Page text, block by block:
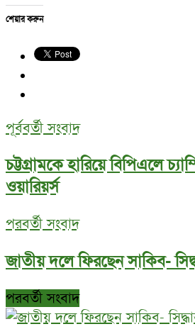
শেয়ার করুন
পূর্ববর্তী সংবাদ
চট্টগ্রামকে হারিয়ে বিপিএলে
ওয়ারিয়র্স
পরবর্তী সংবাদ
জাতীয় দলে ফিরছেন সাকিব-
পরবর্তী সংবাদ